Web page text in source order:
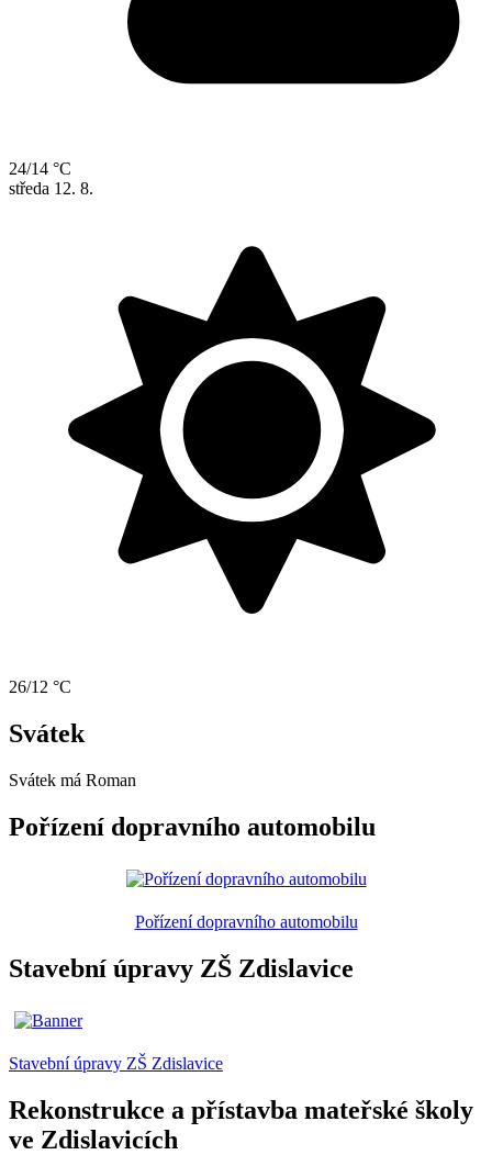
24/14 °C
středa 12. 8.
26/12 °C
Svátek
Svátek má Roman
Pořízení dopravního automobilu
Pořízení dopravního automobilu
Stavební úpravy ZŠ Zdislavice
Stavební úpravy ZŠ Zdislavice
Rekonstrukce a přístavba mateřské školy
ve Zdislavicích